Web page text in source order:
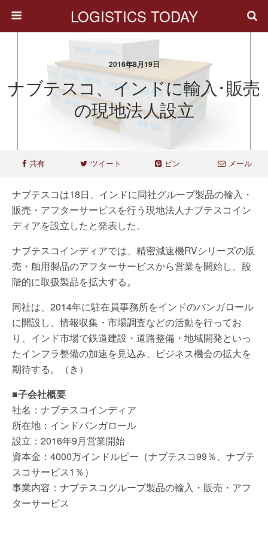
LOGISTICS TODAY
2016年8月19日
ナブテスコ、インドに輸入･販売
の現地法人設立
共有 ツイート ピン メール
ナブテスコは18日、インドに同社グループ製品の輸入・
販売・アフターサービスを行う現地法人ナブテスコイン
ディアを設立したと発表した。
ナブテスコインディアでは、精密減速機RVシリーズの販
売・舶用製品のアフターサービスから営業を開始し、段
階的に取扱製品を拡大する。
同社は、2014年に駐在員事務所をインドのバンガロール
に開設し、情報収集・市場調査などの活動を行ってお
り、インド市場で鉄道建設・道路整備・地域開発といっ
たインフラ整備の加速を見込み、ビジネス機会の拡大を
期待する。（き）
■子会社概要
社名：ナブテスコインディア
所在地：インドバンガロール
設立：2016年9月営業開始
資本金：4000万インドルピー（ナブテスコ99％、ナブテ
スコサービス1％）
事業内容：ナブテスコグループ製品の輸入・販売・アフ
ターサービス